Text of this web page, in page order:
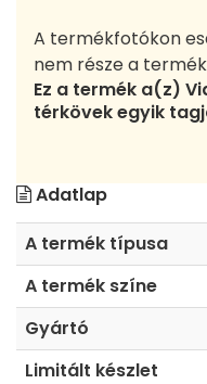
A termékfotókon
nem része a
Ez a termék a(z)
térkövek egyik
Adatlap
A termék típusa
A termék színe
Gyártó
Limitált készlet